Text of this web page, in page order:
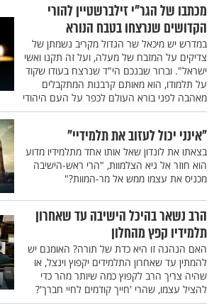
מכתבו של הגר"י זילברשטיין להורי
הקדושים שנרצחו בטבח הנורא
במדרש יש מיכאל שר הגדול מקריב נשמתן של
צדיקים על המזבח של מעלה, ועל זה תקנו ואשי
ישראל". וברור שבנכם הי"ד שנרצח בעודו שקוד
על תלמודו, הוא מאותם קרבנות המתקבלים
מאהבה לפני בורא העולם לכפר על העם היהודי
"אינני יכול לעזוב את תלמידיי"
בצאתו את לונדון שאל אותו אחד מתלמידיו מדוע
הוא חוזר אל גיא הצלמוות, "הרי ראש-הישיבה
מכניס את עצמו ממש אל מר-המוות?"
הרב נשאר בהיכל הישיבה עד שאחרון
תלמידיו קפץ מהחלון
האם הנהגה זו היא כדת של תורה? האומנם יש
להמתין עד שאחרון התלמידים יקפוץ וינצל, או
שהיה צריך הרב לקפוץ כמה שיותר מהר כדי
להציל עצמו, שהרי 'חייך קודמים לחיי חברך'?